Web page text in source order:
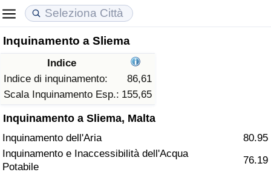
Inquinamento a Sliema
Indice
Indice di inquinamento:
86,61
Scala Inquinamento Esp.: 155,65
Inquinamento a Sliema, Malta
Inquinamento dell'Aria
80.95
Inquinamento e Inaccessibilità dell'Acqua
Potabile
76.19
Costo della vita
Indice Del Costo Della Vita (corrente)
Indice Del Costo Della Vita
Indice del Costo della Vita per Nazione
ad Aqaba
Prezzi degli immobili
Indice del Prezzo delle Case (Corrente)
Indice del Prezzo delle Case
Indice del Prezzo delle Case per Nazione
Qualità della Vita
Indice della Qualità della Vita
Indice della Qualità della Vita (Corrente)
Indice della qualità della vita per Paese
Criminalità